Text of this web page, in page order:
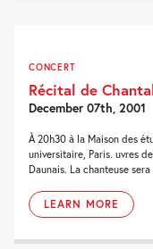
CONCERT
Récital de
December 07th, 2001
À 20h30 à la Maison des
universitaire, Paris. uvres
Daunais. La chanteuse
LEARN MORE